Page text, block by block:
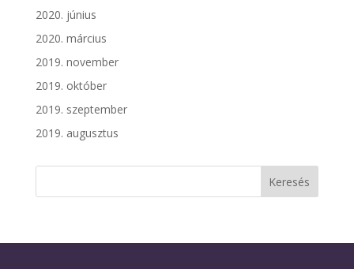
2020. június
2020. március
2019. november
2019. október
2019. szeptember
2019. augusztus